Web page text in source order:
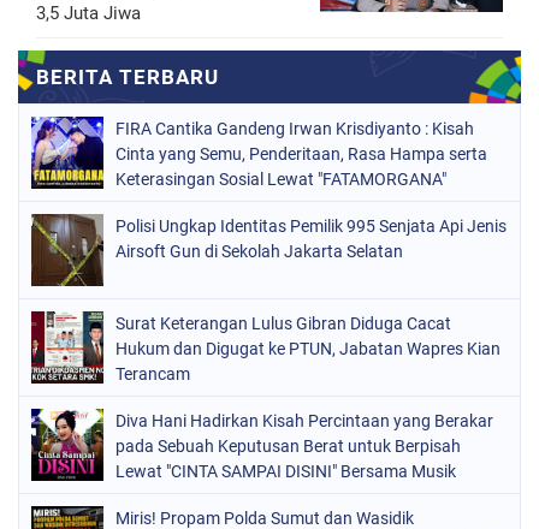
3,5 Juta Jiwa
FIRA Cantika Gandeng Irwan Krisdiyanto : Kisah
Cinta yang Semu, Penderitaan, Rasa Hampa serta
Keterasingan Sosial Lewat "FATAMORGANA"
Polisi Ungkap Identitas Pemilik 995 Senjata Api Jenis
Airsoft Gun di Sekolah Jakarta Selatan
Surat Keterangan Lulus Gibran Diduga Cacat
Hukum dan Digugat ke PTUN, Jabatan Wapres Kian
Terancam
Diva Hani Hadirkan Kisah Percintaan yang Berakar
pada Sebuah Keputusan Berat untuk Berpisah
Lewat "CINTA SAMPAI DISINI" Bersama Musik
Miris! Propam Polda Sumut dan Wasidik